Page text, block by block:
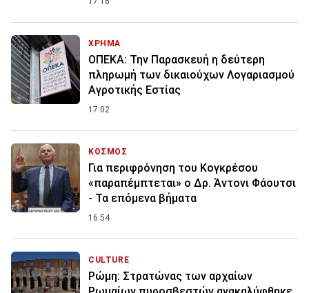
ΧΡΗΜΑ
ΟΠΕΚΑ: Την Παρασκευή η δεύτερη
πληρωμή των δικαιούχων Λογαριασμού
Αγροτικής Εστίας
17:02
ΚΟΣΜΟΣ
Για περιφρόνηση του Κογκρέσου
«παραπέμπτεται» ο Δρ. Άντονι Φάουτσι
- Τα επόμενα βήματα
16:54
CULTURE
Ρώμη: Στρατώνας των αρχαίων